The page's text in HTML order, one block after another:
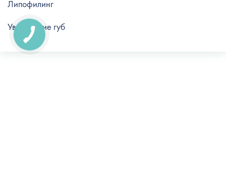
Липофилинг
Увеличение губ